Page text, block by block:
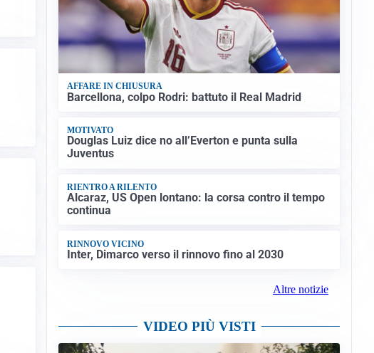
AFFARE IN CHIUSURA
Barcellona, colpo Rodri: battuto il Real Madrid
MOTIVATO
Douglas Luiz dice no all’Everton e punta sulla
Juventus
RIENTRO A RILENTO
Alcaraz, US Open lontano: la corsa contro il tempo
continua
RINNOVO VICINO
Inter, Dimarco verso il rinnovo fino al 2030
Altre notizie
VIDEO PIÙ VISTI